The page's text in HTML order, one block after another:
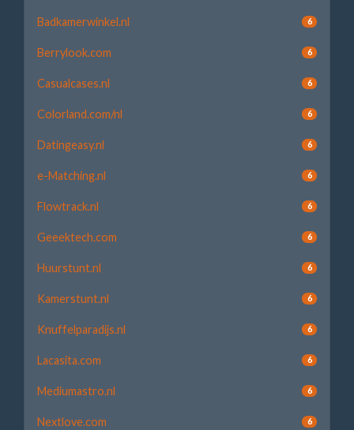
Badkamerwinkel.nl 6
Berrylook.com 6
Casualcases.nl 6
Colorland.com/nl 6
Datingeasy.nl 6
e-Matching.nl 6
Flowtrack.nl 6
Geeektech.com 6
Huurstunt.nl 6
Kamerstunt.nl 6
Knuffelparadijs.nl 6
Lacasita.com 6
Mediumastro.nl 6
Nextlove.com 6